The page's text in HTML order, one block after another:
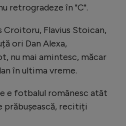
retrogradeze în "C".
Croitoru, Flavius Stoican,
ori Dan Alexa,
nu mai amintesc, măcar
în ultima vreme.
e fotbalul românesc atât
prăbușească, recitiți